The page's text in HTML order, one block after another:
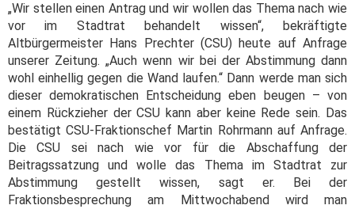
„Wir stellen einen Antrag und wir wollen das Thema nach wie
vor im Stadtrat behandelt wissen“, bekräftigte
Altbürgermeister Hans Prechter (CSU) heute auf Anfrage
unserer Zeitung. „Auch wenn wir bei der Abstimmung dann
wohl einhellig gegen die Wand laufen.“ Dann werde man sich
dieser demokratischen Entscheidung eben beugen – von
einem Rückzieher der CSU kann aber keine Rede sein. Das
bestätigt CSU-Fraktionschef Martin Rohrmann auf Anfrage.
Die CSU sei nach wie vor für die Abschaffung der
Beitragssatzung und wolle das Thema im Stadtrat zur
Abstimmung gestellt wissen, sagt er. Bei der
Fraktionsbesprechung am Mittwochabend wird man